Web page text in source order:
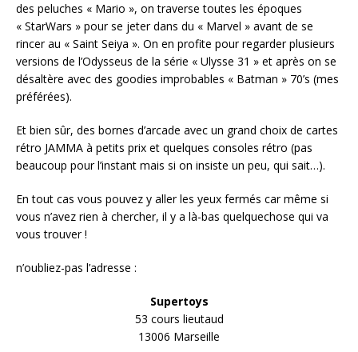
des peluches « Mario », on traverse toutes les époques
« StarWars » pour se jeter dans du « Marvel » avant de se
rincer au « Saint Seiya ». On en profite pour regarder plusieurs
versions de l’Odysseus de la série « Ulysse 31 » et après on se
désaltère avec des goodies improbables « Batman » 70’s (mes
préférées).
Et bien sûr, des bornes d’arcade avec un grand choix de cartes
rétro JAMMA à petits prix et quelques consoles rétro (pas
beaucoup pour l’instant mais si on insiste un peu, qui sait…).
En tout cas vous pouvez y aller les yeux fermés car même si
vous n’avez rien à chercher, il y a là-bas quelquechose qui va
vous trouver !
n’oubliez-pas l’adresse :
Supertoys
53 cours lieutaud
13006 Marseille